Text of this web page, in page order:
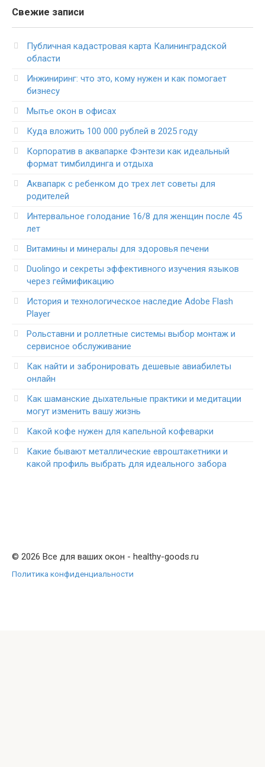
Свежие записи
Публичная кадастровая карта Калининградской
области
Инжиниринг: что это, кому нужен и как помогает
бизнесу
Мытье окон в офисах
Куда вложить 100 000 рублей в 2025 году
Корпоратив в аквапарке Фэнтези как идеальный
формат тимбилдинга и отдыха
Аквапарк с ребенком до трех лет советы для
родителей
Интервальное голодание 16/8 для женщин после 45
лет
Витамины и минералы для здоровья печени
Duolingo и секреты эффективного изучения языков
через геймификацию
История и технологическое наследие Adobe Flash
Player
Рольставни и роллетные системы выбор монтаж и
сервисное обслуживание
Как найти и забронировать дешевые авиабилеты
онлайн
Как шаманские дыхательные практики и медитации
могут изменить вашу жизнь
Какой кофе нужен для капельной кофеварки
Какие бывают металлические евроштакетники и
какой профиль выбрать для идеального забора
© 2026 Все для ваших окон - healthy-goods.ru
Политика конфиденциальности